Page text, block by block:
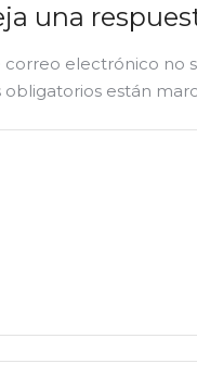
una
correo electrónico no
obligatorios están